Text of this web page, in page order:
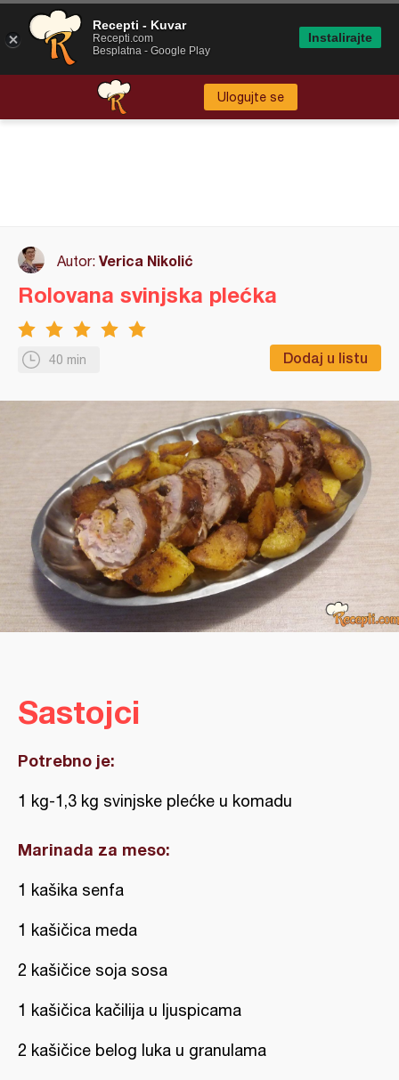
Ulogujte se
Autor: Verica Nikolić
40 min Dodaj u listu
Rolovana svinjska plećka
Sastojci
Potrebno je:
1 kg-1,3 kg svinjske plećke u komadu
Marinada za meso:
1 kašika senfa
1 kašičica meda
2 kašičice soja sosa
1 kašičica kačilija u ljuspicama
2 kašičice belog luka u granulama
Recepti - Kuvar
Recepti.com
Besplatna - Google Play
Instalirajte